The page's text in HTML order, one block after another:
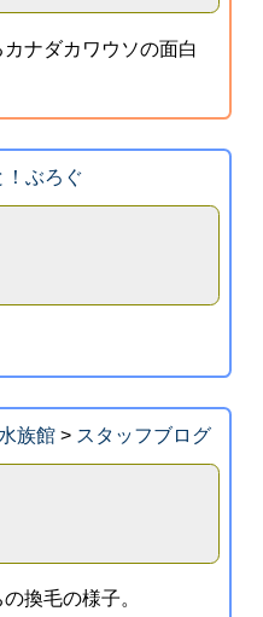
ナダカワウソの面白
！ぶろぐ
族館> スタッフブログ
換毛の様子。